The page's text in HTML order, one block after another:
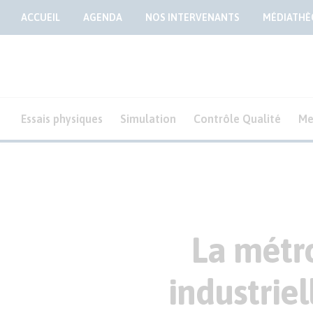
ACCUEIL AGENDA NOS INTERVENANTS
Essais physiques Simulation Contrôle Qualité
La